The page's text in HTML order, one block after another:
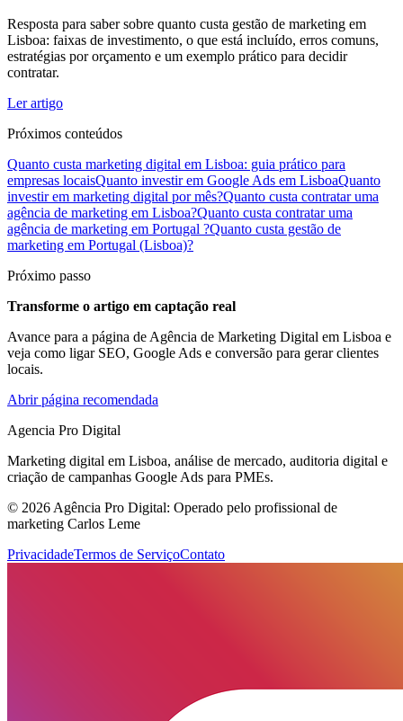
Resposta para saber sobre quanto custa gestão de marketing em
Lisboa: faixas de investimento, o que está incluído, erros comuns,
estratégias por orçamento e um exemplo prático para decidir
contratar.
Ler artigo
Próximos conteúdos
Quanto custa marketing digital em Lisboa: guia prático para
empresas locaisQuanto investir em Google Ads em LisboaQuanto
investir em marketing digital por mês?Quanto custa contratar uma
agência de marketing em Lisboa?Quanto custa contratar uma
agência de marketing em Portugal ?Quanto custa gestão de
marketing em Portugal (Lisboa)?
Próximo passo
Transforme o artigo em captação real
Avance para a página de Agência de Marketing Digital em Lisboa e
veja como ligar SEO, Google Ads e conversão para gerar clientes
locais.
Abrir página recomendada
Agencia Pro Digital
Marketing digital em Lisboa, análise de mercado, auditoria digital e
criação de campanhas Google Ads para PMEs.
© 2026 Agência Pro Digital: Operado pelo profissional de
marketing Carlos Leme
PrivacidadeTermos de ServiçoContato